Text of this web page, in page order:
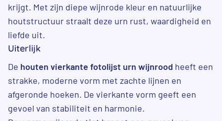
krijgt. Met zijn diepe wijnrode kleur en natuurlijke
houtstructuur straalt deze urn rust, waardigheid en
liefde uit.
Uiterlijk
De houten vierkante fotolijst urn wijnrood heeft een
strakke, moderne vorm met zachte lijnen en
afgeronde hoeken. De vierkante vorm geeft een
gevoel van stabiliteit en harmonie.